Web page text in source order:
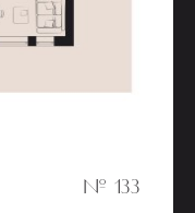
№ 133